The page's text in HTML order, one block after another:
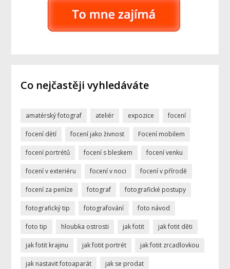
Co nejčastěji vyhledáváte
amatérský fotograf ateliér expozice focení
focení dětí focení jako živnost Focení mobilem
focení portrétů focení s bleskem focení venku
focení v exteriéru focení v noci focení v přírodě
focení za peníze fotograf fotografické postupy
fotografický tip fotografování foto návod
foto tip hloubka ostrosti jak fotit jak fotit děti
jak fotit krajinu jak fotit portrét jak fotit zrcadlovkou
jak nastavit fotoaparát jak se prodat